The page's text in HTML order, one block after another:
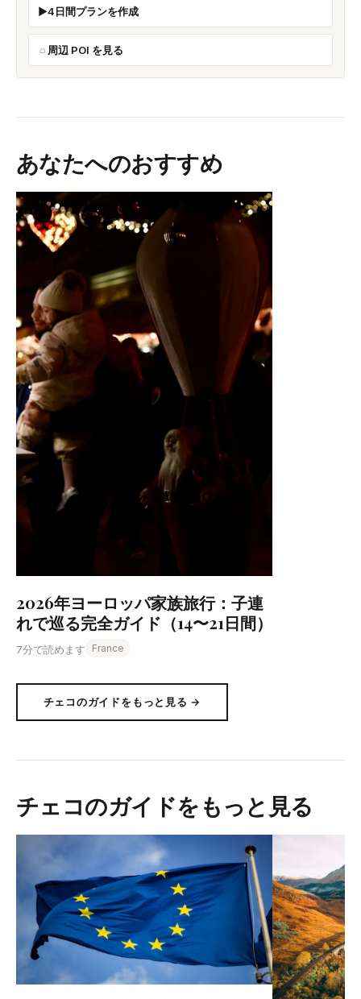
4日間プランを作成
周辺 POI を見る
あなたへのおすすめ
2026年ヨーロッパ家族旅行：子連
れで巡る完全ガイド（14〜21日間）
7分で読めます France
チェコのガイドをもっと見る →
チェコのガイドをもっと見る